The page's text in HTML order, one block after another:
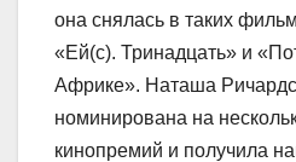
она снялась в таких
«Ей(с). Тринадцать» и
Африке». Наташа
номинирована на
кинопремий и получила